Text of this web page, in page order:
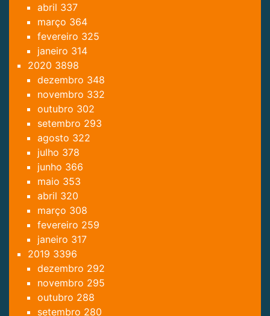
abril 337
março 364
fevereiro 325
janeiro 314
2020 3898
dezembro 348
novembro 332
outubro 302
setembro 293
agosto 322
julho 378
junho 366
maio 353
abril 320
março 308
fevereiro 259
janeiro 317
2019 3396
dezembro 292
novembro 295
outubro 288
setembro 280